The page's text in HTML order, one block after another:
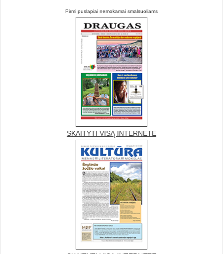
Pirmi puslapiai nemokamai smalsuoliams
SKAITYTI VISĄ INTERNETE